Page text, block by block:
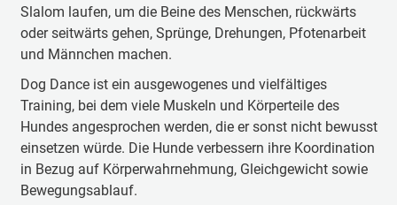
Slalom laufen, um die Beine des Menschen, rückwärts
oder seitwärts gehen, Sprünge, Drehungen, Pfotenarbeit
und Männchen machen.
Dog Dance ist ein ausgewogenes und vielfältiges
Training, bei dem viele Muskeln und Körperteile des
Hundes angesprochen werden, die er sonst nicht bewusst
einsetzen würde. Die Hunde verbessern ihre Koordination
in Bezug auf Körperwahrnehmung, Gleichgewicht sowie
Bewegungsablauf.